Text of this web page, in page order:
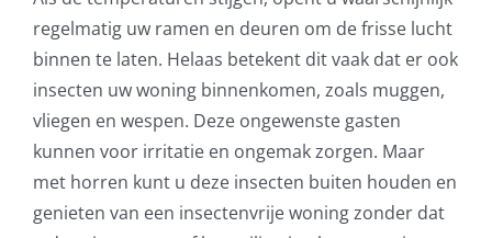
regelmatig uw ramen en deuren om de frisse lucht
binnen te laten. Helaas betekent dit vaak dat er ook
insecten uw woning binnenkomen, zoals muggen,
vliegen en wespen. Deze ongewenste gasten
kunnen voor irritatie en ongemak zorgen. Maar
met horren kunt u deze insecten buiten houden en
genieten van een insectenvrije woning zonder dat